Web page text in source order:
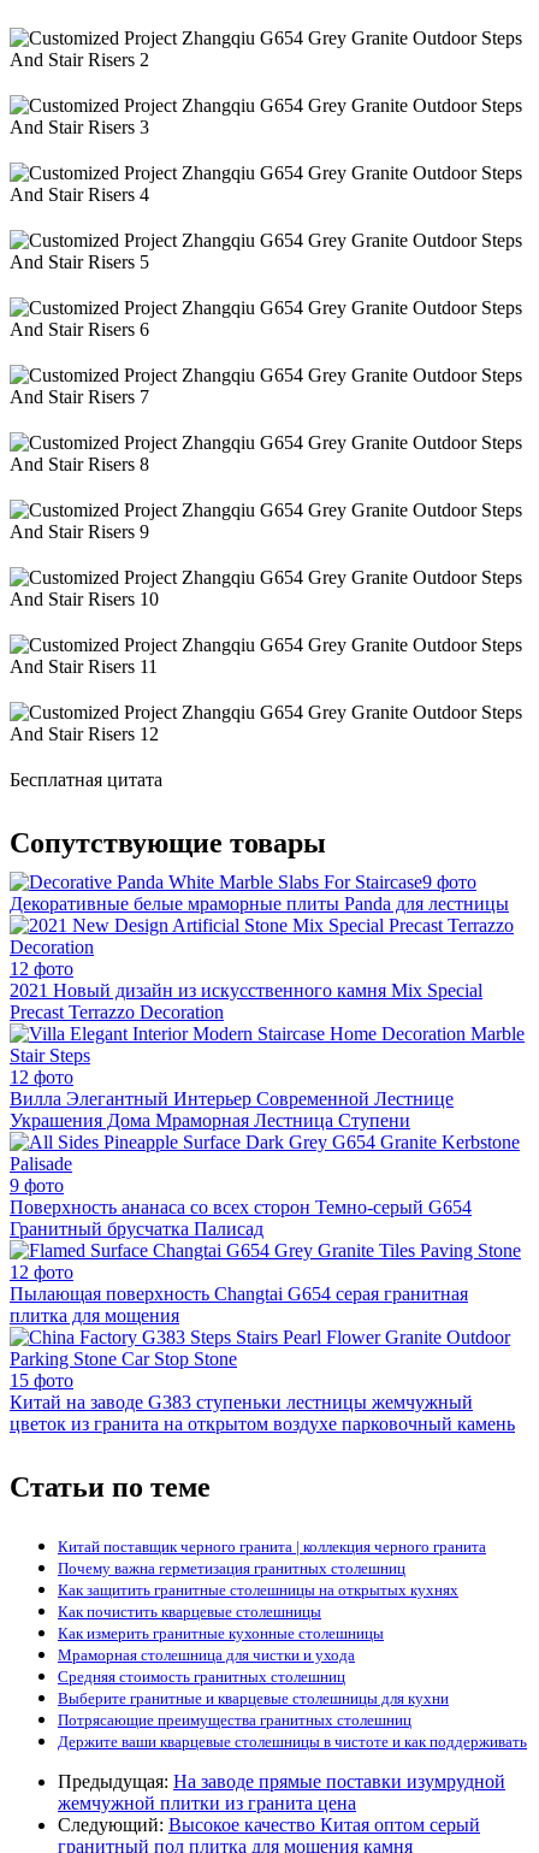
Бесплатная цитата
Сопутствующие товары
9 фото
Декоративные белые мраморные плиты Panda для лестницы
12 фото
2021 Новый дизайн из искусственного камня Mix Special
Precast Terrazzo Decoration
12 фото
Вилла Элегантный Интерьер Современной Лестнице
Украшения Дома Мраморная Лестница Ступени
9 фото
Поверхность ананаса со всех сторон Темно-серый G654
Гранитный брусчатка Палисад
12 фото
Пылающая поверхность Changtai G654 серая гранитная
плитка для мощения
15 фото
Китай на заводе G383 ступеньки лестницы жемчужный
цветок из гранита на открытом воздухе парковочный камень
Статьи по теме
Китай поставщик черного гранита | коллекция черного гранита
Почему важна герметизация гранитных столешниц
Как защитить гранитные столешницы на открытых кухнях
Как почистить кварцевые столешницы
Как измерить гранитные кухонные столешницы
Мраморная столешница для чистки и ухода
Средняя стоимость гранитных столешниц
Выберите гранитные и кварцевые столешницы для кухни
Потрясающие преимущества гранитных столешниц
Держите ваши кварцевые столешницы в чистоте и как поддерживать
Предыдущая: На заводе прямые поставки изумрудной
жемчужной плитки из гранита цена
Следующий: Высокое качество Китая оптом серый
гранитный пол плитка для мощения камня